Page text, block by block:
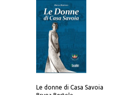
Le donne di Casa Savoia